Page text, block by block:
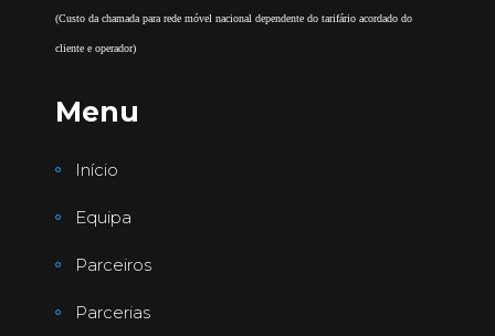
(Custo da chamada para rede móvel nacional dependente do tarifário acordado do
cliente e operador)
Menu
Início
Equipa
Parceiros
Parcerias